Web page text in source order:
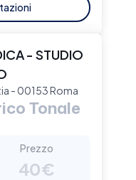
- STUDIO
- 00153 Roma
Tonale
Prezzo
40€